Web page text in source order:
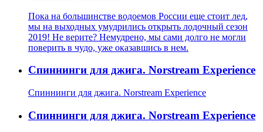
Пока на большинстве водоемов России еще стоит лед,
мы на выходных умудрились открыть лодочный сезон
2019! Не верите? Немудрено, мы сами долго не могли
поверить в чудо, уже оказавшись в нем.
Спиннинги для джига. Norstream Experience
Спиннинги для джига. Norstream Experience
Спиннинги для джига. Norstream Experience